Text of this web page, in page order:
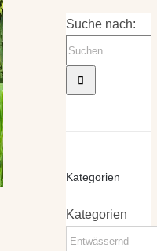
Suche nach:
Kategorien
Kategorien